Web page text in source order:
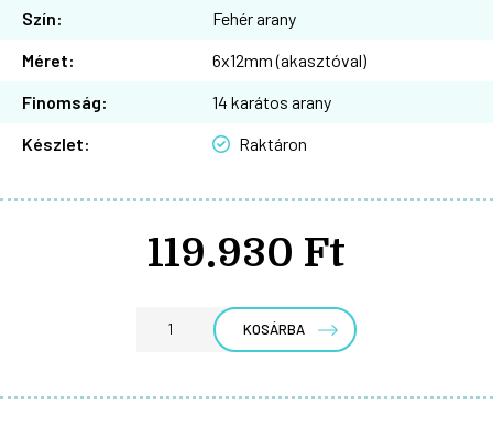
Szín:
Fehér arany
Méret:
6x12mm (akasztóval)
Finomság:
14 karátos arany
Készlet:
Raktáron
119.930 Ft
KOSÁRBA